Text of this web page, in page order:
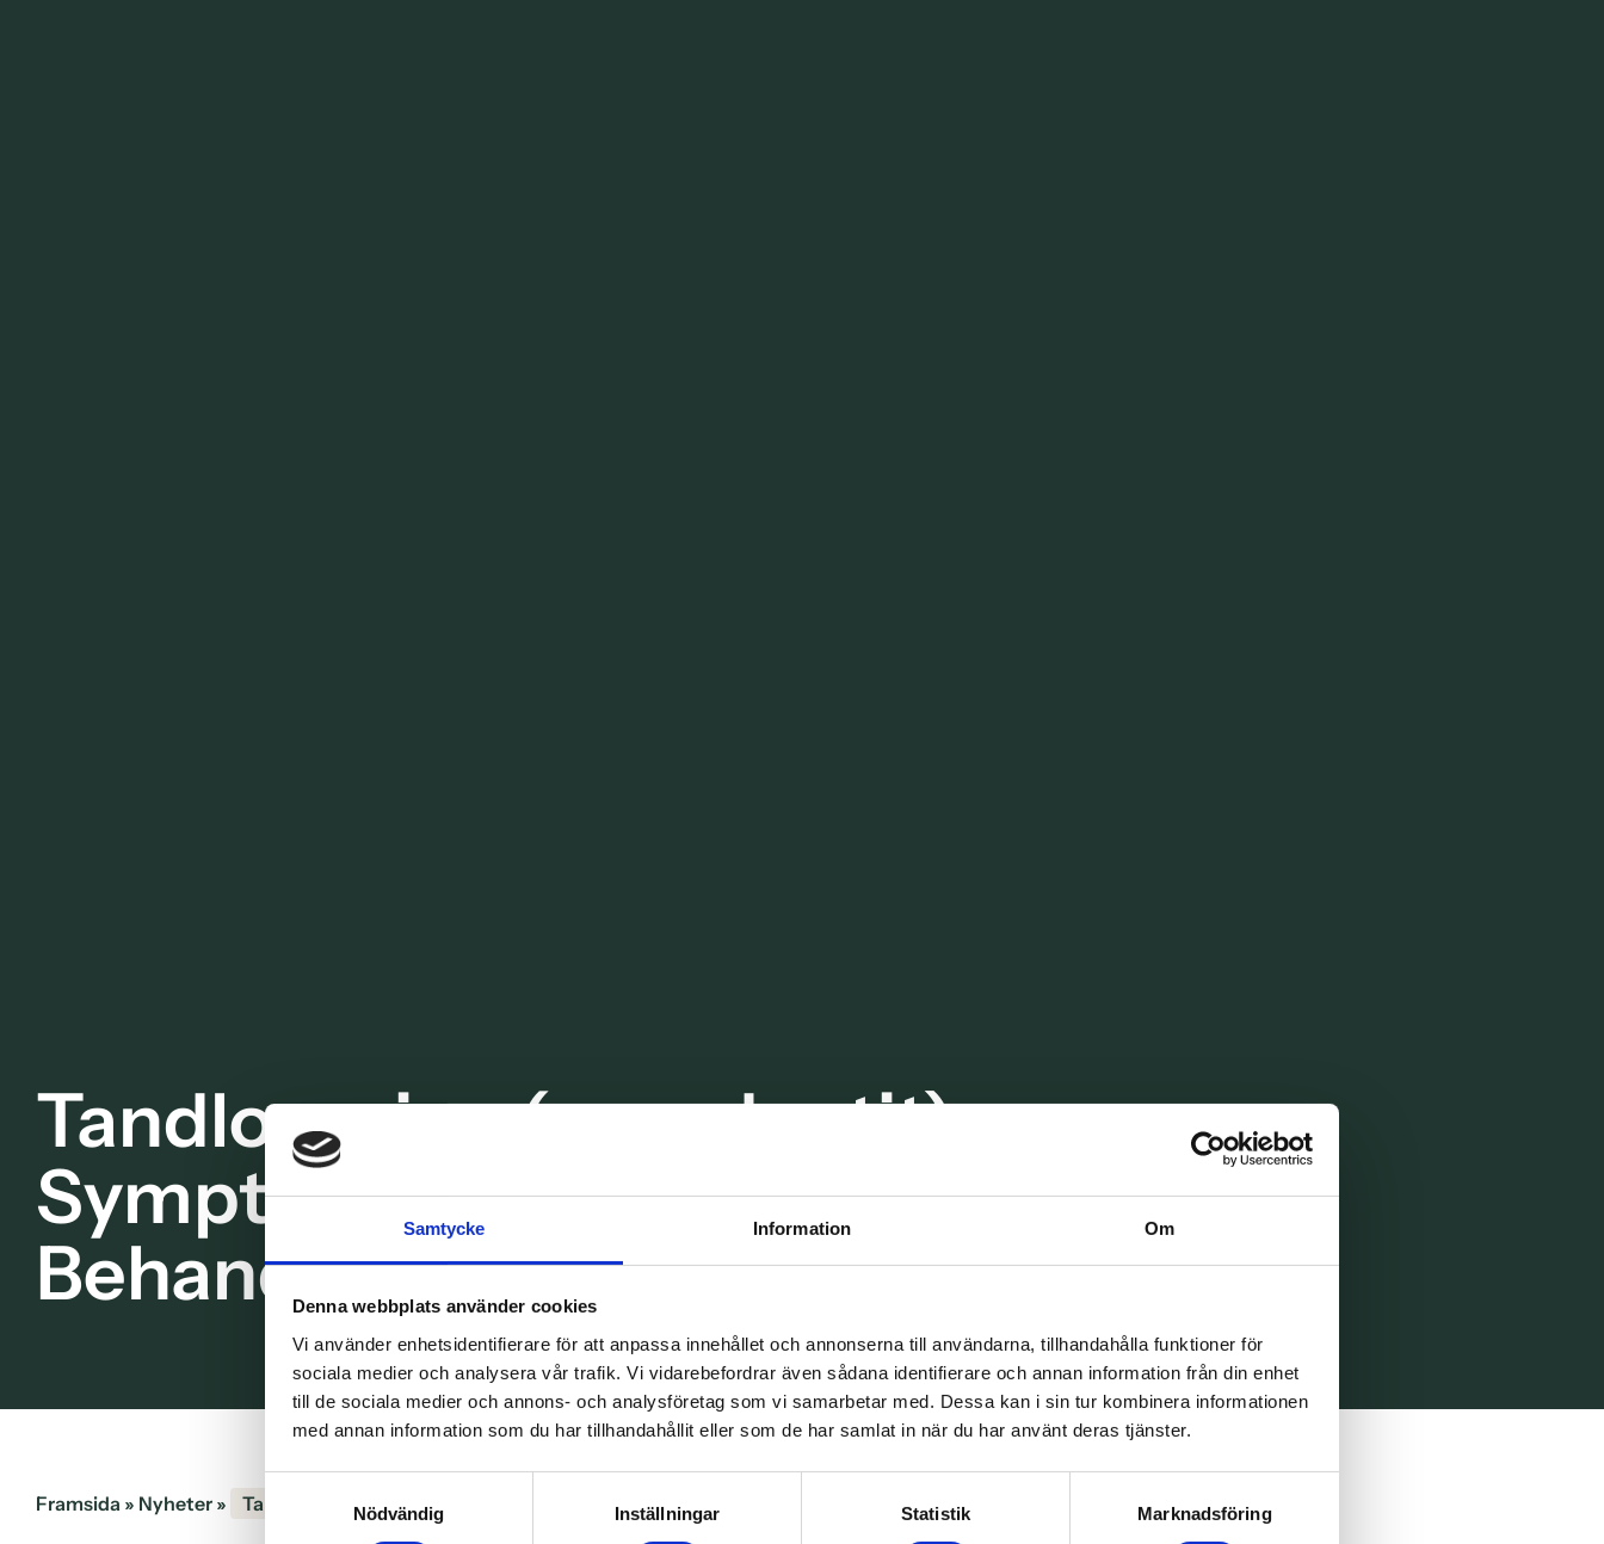
Samtycke Information Om
Denna webbplats använder cookies
Vi använder enhetsidentifierare för att anpassa innehållet och annonserna till användarna, tillhandahålla funktioner för
sociala medier och analysera vår trafik. Vi vidarebefordrar även sådana identifierare och annan information från din enhet
till de sociala medier och annons- och analysföretag som vi samarbetar med. Dessa kan i sin tur kombinera informationen
med annan information som du har tillhandahållit eller som de har samlat in när du har använt deras tjänster.
Nödvändig
Inställningar Statistik Marknadsföring
Tandlossning (parodontit) –
Symptom, Orsaker och
Behandling
Framsida » Nyheter» Tandlossning (parodontit) – Symptom, Orsaker och Behandling